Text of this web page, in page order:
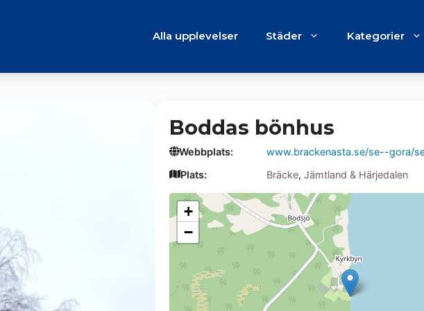
Alla upplevelser Städer Kategorier
Boddas bönhus
Webbplats:
www.brackenasta.se/se--gora/
Plats:
Bräcke, Jämtland & Härjedalen
+
−